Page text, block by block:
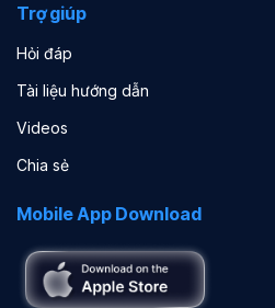
Trợ giúp
Hỏi đáp
Tài liệu hướng dẫn
Videos
Chia sẻ
Mobile App Download